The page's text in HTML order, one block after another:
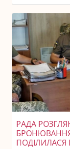
РАДА
БРОНЮВАННЯ